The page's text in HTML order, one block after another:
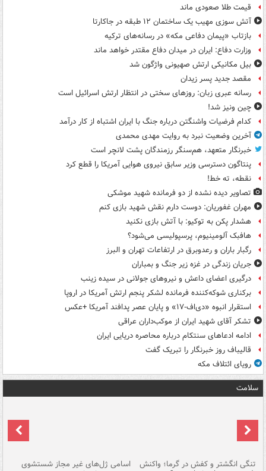
قیمت طلا صعودی ماند
آتش سوزی مهیب یک ساختمان ۱۲ طبقه در جاکارتا
بازتاب «پیمان دفاعی مکه» در رسانه‌های ترکیه
وزارت دفاع: ایران در میدان دفاع مقتدر خواهد ماند
بیل مکانیکی ارتش صهیونی واژگون شد
مقصد جدید پسر زیدان
رسانه عبری زبان: روزهای سختی در انتظار ارتش اسرائیل است
چین ونیز شد!
کدام فرضیات واشنگتن درباره جنگ با ایران اشتباه از کار درآمد
آخرین وضعیت نبرد به روایت مهدی محمدی
خبرنگار متعهد، هم‌سنگر رزمندگان پشت لانچر است
پنتاگون دسترسی وزیر سابق نیروی هوایی آمریکا را قطع کرد
نقطه، ته خط!
تصاویر دیده‌ نشده از دو فرمانده شهید موشکی
مهران غفوریان: دوست دارم نقش شهید بازی کنم
هشدار پکن به توکیو: با آتش بازی نکنید
هافبک آلومینیوم، پرسپولیسی می‌شود؟
رگبار باران و رعدوبرق در ارتفاعات تهران و البرز
جریان زندگی در غزه زیر جنگ و بمباران
درگیری اعضای داعش و نیروهای جولانی در سیده زینب
برکناری شوکه‌کننده فرمانده لشکر پنجم ارتش آمریکا در اروپا
استقرار انبوه «دی‌اف‑۱۷» و پایان عصر پدافند آمریکا +عکس
تشکر آقای شهید ایران از موکب‌داران عراقی
ادامه ادعاهای سنتکام درباره محاصره دریایی ایران
قالیباف روز خبرنگار را تبریک گفت
رویای ائتلاف مکه
سلامت
تنگی انگشتر و کفش در گرما؛ واکنش اسامی ژل‌های غیر مجاز شستشوی